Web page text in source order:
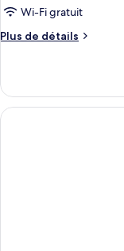
Wi-Fi gratuit
Plus de détails
Plus
le
type
de